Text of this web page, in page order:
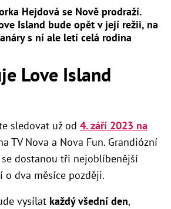
Hejdová se Nově prodraží.
Island bude opět v její režii, na
s ní ale letí celá rodina
Love Island
sledovat už od 4. září 2023 na
TV Nova a Nova Fun. Grandiózní
dostanou tři nejoblíbenější
o dva měsíce později.
vysílat každý všední den,